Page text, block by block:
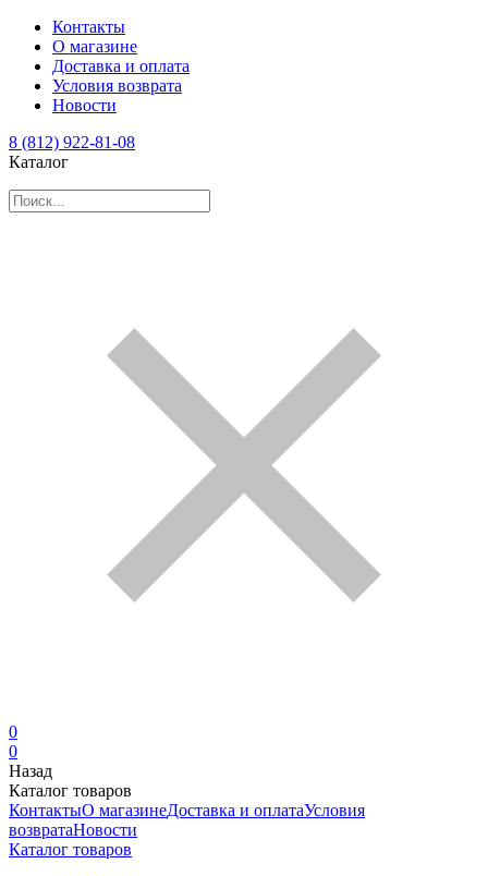
Контакты
О магазине
Доставка и оплата
Условия возврата
Новости
8 (812) 922-81-08
Каталог
0
0
Назад
Каталог товаров
КонтактыО магазинеДоставка и оплатаУсловия
возвратаНовости
Каталог товаров